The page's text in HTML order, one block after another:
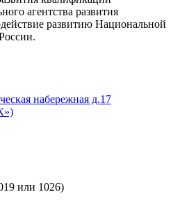
агентства развития
развитию Национальной
набережная д.17
или 1026)